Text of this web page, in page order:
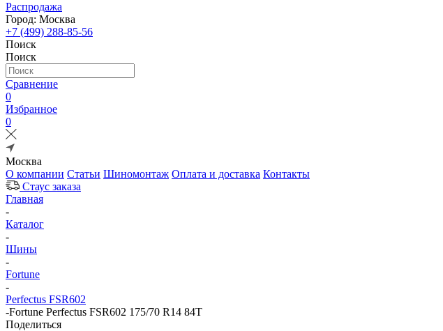
Распродажа
Город: Москва
+7 (499) 288-85-56
Поиск
Поиск
Сравнение
0
Избранное
0
Москва
О компании Статьи Шиномонтаж Оплата и доставка Контакты
Стаус заказа
Главная
-
Каталог
-
Шины
-
Fortune
-
Perfectus FSR602
-Fortune Perfectus FSR602 175/70 R14 84T
Поделиться